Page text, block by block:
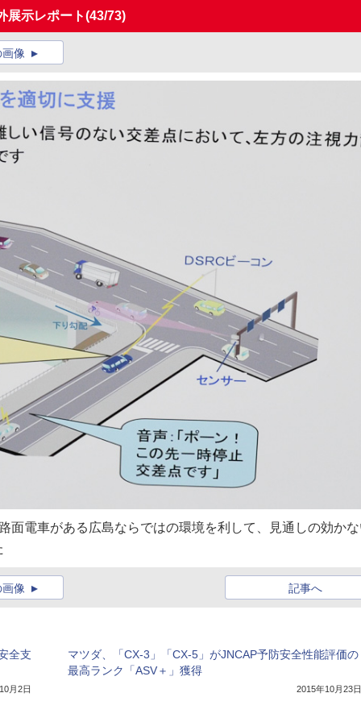
展示レポート(43/73)
画像
面電車がある広島ならではの環境を利して、見通しの効か
記事へ
画像
全支
月2日
マツダ、「CX-3」「CX-5」がJNCAP予防安全性能評価の
最高ランク「ASV＋」獲得
2015年10月23日